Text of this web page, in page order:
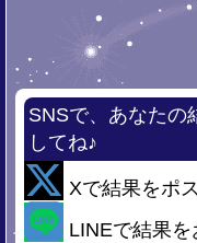
SNSで、あなたの
してね♪
Xで結果をポ
LINEで結果